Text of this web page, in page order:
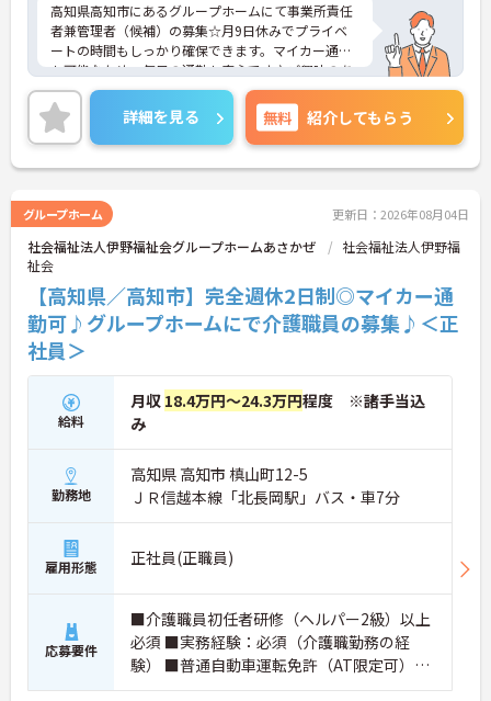
高知県高知市にあるグループホームにて事業所責任
者兼管理者（候補）の募集☆月9日休みでプライベ
ートの時間もしっかり確保できます。マイカー通勤
も可能なため、毎日の通勤も安心です♪ご興味のあ
る方には、面接対策ポイントなど、さらに詳細をご
案内しますのでお気軽にご相談ください！
詳細を見る 無料 紹介してもらう
グループホーム 更新日：2026年08月04日
社会福祉法人伊野福祉会グループホームあさかぜ
社会福祉法人伊野福
祉会
【高知県／高知市】完全週休2日制◎マイカー通
勤可♪グループホームにで介護職員の募集♪＜正
社員＞
給料
月収 18.4万円～24.3万円程度 ※諸手当込
み
勤務地
高知県 高知市 槙山町12-5
ＪＲ信越本線「北長岡駅」バス・車7分
雇用形態 正社員(正職員)
応募要件
■介護職員初任者研修（ヘルパー2級）以上
必須 ■実務経験：必須（介護職勤務の経
験） ■普通自動車運転免許（AT限定可）：
必須